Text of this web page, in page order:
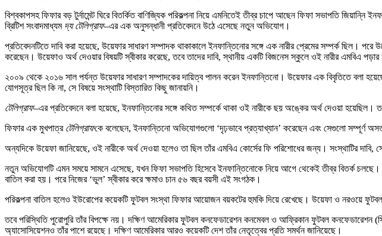
বিশ্বকাপসহ ফিফার বড় টুর্নামেন্ট ঘিরে বিতর্কিত বাণিজ্যিক পরিকল্পনা নিয়ে এমনিতেই তীব্র চাপে আছেন ফিফা সভাপতি
ব্রিটিশ সংবাদমাধ্যম দ্য টেলিগ্রাফ–এর এক অনুসন্ধানী প্রতিবেদনে উঠে এসেছে নতুন অভিযোগ।
প্রতিবেদনটিতে দাবি করা হয়েছে, উয়েফার সাধারণ সম্পাদক থাকাকালে ইনফান্তিনোর সঙ্গে এক নারীর প্রেমের সম্পর্ক ছিল।
করেছেন। উয়েফাও অর্থ দেওয়ার বিষয়টি স্বীকার করেছে, তবে তাদের দাবি, স্থানীয় একটি বিজনেস স্কুলে ওই নারীর এমবিএ
২০০৯ থেকে ২০১৬ সাল পর্যন্ত উয়েফার সাধারণ সম্পাদকের দায়িত্ব পালন করেন ইনফান্তিনো। উয়েফার এক বিবৃতিতে বলা
যোগসূত্র ছিল কি না, সে বিষয়ে সংস্থাটি বিস্তারিত কিছু জানায়নি।
টেলিগ্রাফ–এর প্রতিবেদনে বলা হয়েছে, ইনফান্তিনোর সঙ্গে কথিত সম্পর্কে থাকা ওই নারীকে ছয় অঙ্কের অর্থ দেওয়া
ফিফার এক মুখপাত্র টেলিগ্রাফকে বলেছেন, ইনফান্তিনো অভিযোগগুলো ‘দৃঢ়ভাবে প্রত্যাখ্যান’ করেছেন এবং সেগুলো সম্পূর্ণ
অন্যদিকে উয়েফা জানিয়েছে, ওই নারীকে অর্থ দেওয়া হলেও তা ছিল তাঁর এমবিএ কোর্সের ফি পরিশোধের জন্য। সংস্থাটির
নতুন অভিযোগটি এমন সময়ে সামনে এসেছে, যখন ফিফা সভাপতি হিসেবে ইনফান্তিনোকে নিয়ে আগে থেকেই তীব্র বিতর্ক চলছে।
বাতিল করা হয়। পরে নিজের ‘ভুল’ স্বীকার করে ক্ষমাও চান ৫৬ বছর বয়সী এই সংগঠক।
পরিকল্পনা বাতিল হলেও ইউরোপের কয়েকটি ফুটবল সংস্থা ফিফার আয়োজন বয়কটের হুমকি দিয়ে রেখেছে। উয়েফা ও নরওয়ে
তবে পরিস্থিতি পুরোপুরি তাঁর বিপক্ষে নয়। দক্ষিণ আমেরিকার ফুটবল কনফেডারেশন কনমেবল ও আফ্রিকান ফুটবল কনফেডারেশন
অ্যাসোসিয়েশনও তাঁর পাশে রয়েছে। দক্ষিণ আমেরিকার আরও কয়েকটি দেশ তাঁর নেতৃত্বের প্রতি সমর্থন জানিয়েছে।